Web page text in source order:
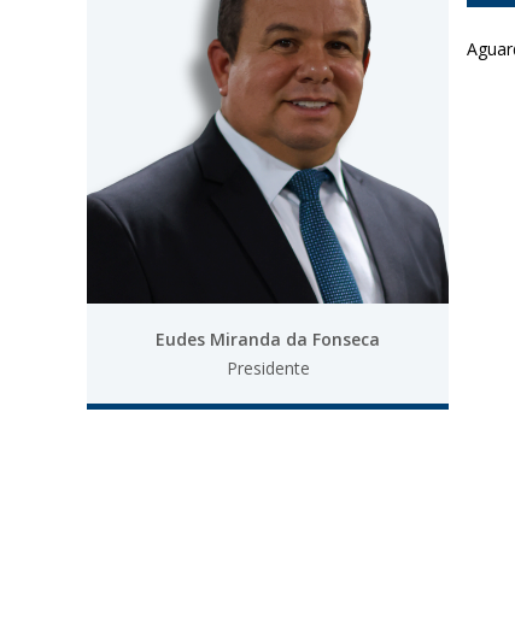
Eudes Miranda da Fonseca
Presidente